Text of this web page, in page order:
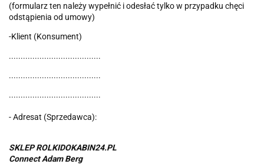
(formularz ten należy wypełnić i odesłać tylko w przypadku chęci
odstąpienia od umowy)
-Klient (Konsument)
.......................................
.......................................
.......................................
- Adresat (Sprzedawca):
SKLEP ROLKIDOKABIN24.PL
Connect Adam Berg